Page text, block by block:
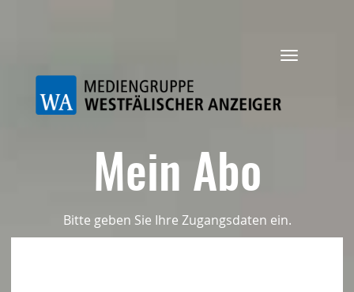
Navigation
Mein Abo
Bitte geben Sie Ihre Zugangsdaten ein.